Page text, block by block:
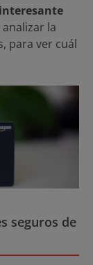
la
para ver cuál
seguros de